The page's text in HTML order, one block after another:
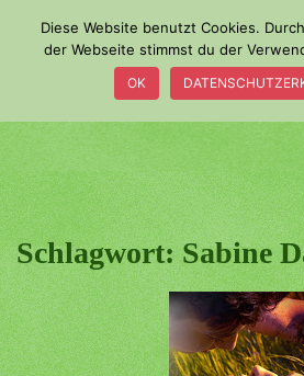
o
m
a
i
n
c
o
n
t
e
Schlagwort:Sabine
Diese Website benutzt Cookies.
der Webseite stimmst du der
OK